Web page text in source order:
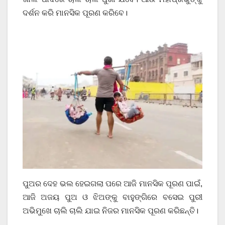
ଦର୍ଶନ କରି ମାନସିକ ପୂରଣ କରିବେ।
ପୁଅର ଦେହ ଭଲ ହେଇଗଲା ପରେ ଆଜି ମାନସିକ ପୂରଣ ପାଇଁ,
ଆଜି ଅଜୟ ପୁଅ ଓ ଝିଅଙ୍କୁ ବାହୁଙ୍ଗିରେ ବସେଇ ପୁରୀ
ଅଭିମୁଖେ ଚାଲି ଚାଲି ଯାଇ ନିଜର ମାନସିକ ପୂରଣ କରିଛନ୍ତି।